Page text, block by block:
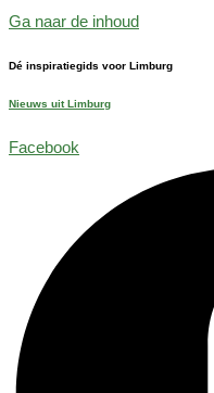
Ga naar de inhoud
Dé inspiratiegids voor Limburg
Nieuws uit Limburg
Facebook